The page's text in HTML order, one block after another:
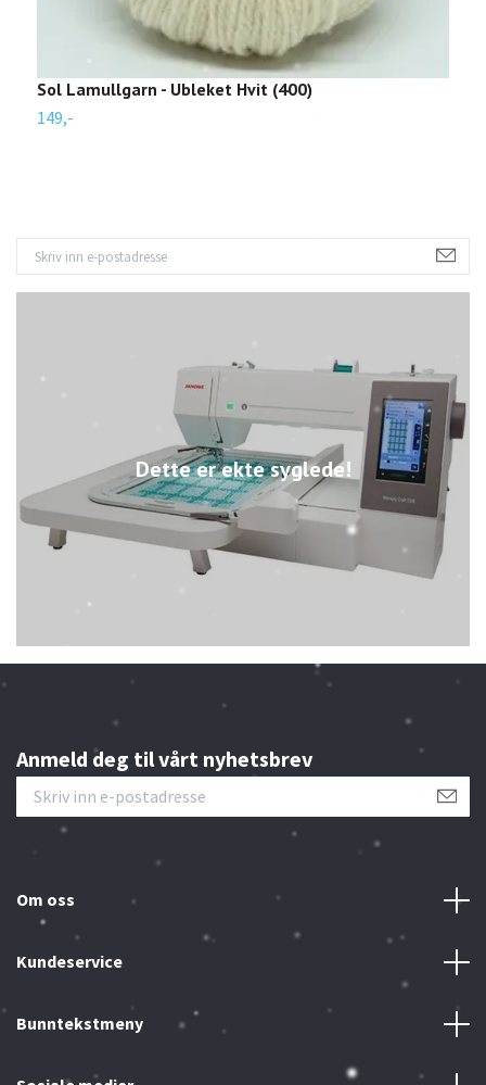
Dette er ekte syglede!
Sol Lamullgarn - Ubleket Hvit (400)
149,-
Anmeld deg til vårt nyhetsbrev
Om oss
Kundeservice
Bunntekstmeny